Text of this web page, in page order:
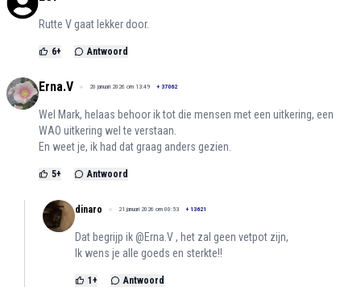
Rutte V gaat lekker door.
6+ Antwoord
Erna.V 20 januari 2026 om 13:49 + 37062
Wel Mark, helaas behoor ik tot die mensen met een uitkering, een
WAO uitkering wel te verstaan.
En weet je, ik had dat graag anders gezien.
5+ Antwoord
dinaro 21 januari 2026 om 00:53 + 13621
Dat begrijp ik @Erna.V , het zal geen vetpot zijn,
Ik wens je alle goeds en sterkte!!
1 + Antwoord